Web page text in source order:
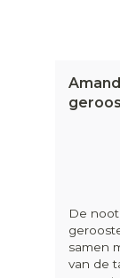
De
samen
van de